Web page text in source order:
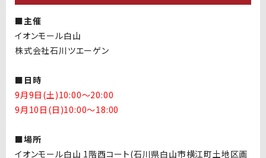
■主催
イオンモール白山
株式会社石川ツエーゲン
■日時
9月9日(土)10:00〜20:00
9月10日(日)10:00〜18:00
■場所
イオンモール白山 1階西コート(石川県白山市横江町土地区画